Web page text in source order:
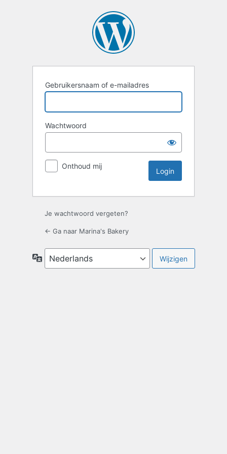
Gebruikersnaam of e-mailadres
Wachtwoord
Onthoud mij
Je wachtwoord vergeten?
← Ga naar Marina's Bakery
Taal